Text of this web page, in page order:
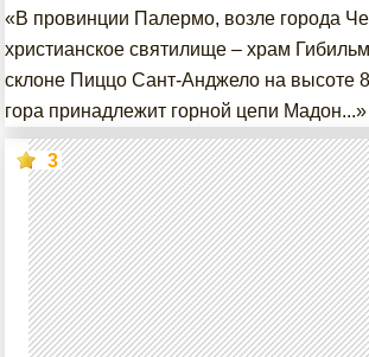
«В провинции Палермо, возле города
христианское святилище – храм
склоне Пиццо Сант-Анджело на высоте
гора принадлежит горной цепи Мадон...»
3